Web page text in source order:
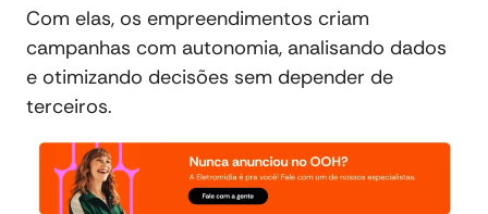
Com elas, os empreendimentos criam
campanhas com autonomia, analisando dados
e otimizando decisões sem depender de
terceiros.